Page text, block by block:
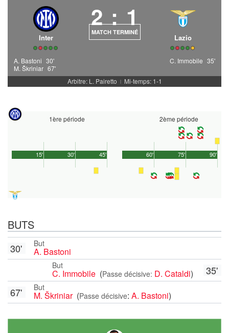
Inter
2 : 1
MATCH TERMINÉ
Lazio
A. Bastoni 30'
M. Škriniar 67'
C. Immobile 35'
Arbitre: L. Pairetto | Mi-temps: 1-1
1ère période
45'
15' 30'
2ème période
90'
60' 75'
BUTS
But
A. Bastoni
30'
35'
But
C. Immobile (Passe décisive: D. Cataldi)
But
M. Škriniar (Passe décisive: A. Bastoni)
67'